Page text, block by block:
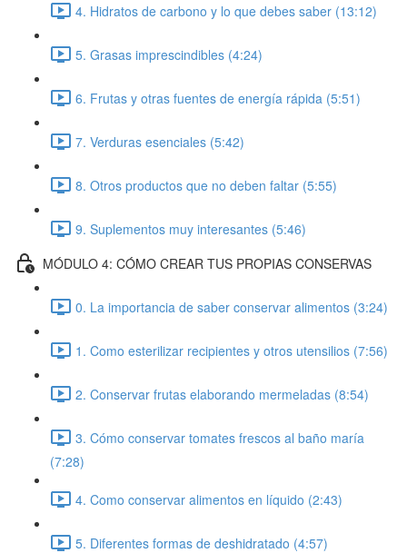
4. Hidratos de carbono y lo que debes saber (13:12)
5. Grasas imprescindibles (4:24)
6. Frutas y otras fuentes de energía rápida (5:51)
7. Verduras esenciales (5:42)
8. Otros productos que no deben faltar (5:55)
9. Suplementos muy interesantes (5:46)
MÓDULO 4: CÓMO CREAR TUS PROPIAS CONSERVAS
0. La importancia de saber conservar alimentos (3:24)
1. Como esterilizar recipientes y otros utensilios (7:56)
2. Conservar frutas elaborando mermeladas (8:54)
3. Cómo conservar tomates frescos al baño maría
(7:28)
4. Como conservar alimentos en líquido (2:43)
5. Diferentes formas de deshidratado (4:57)